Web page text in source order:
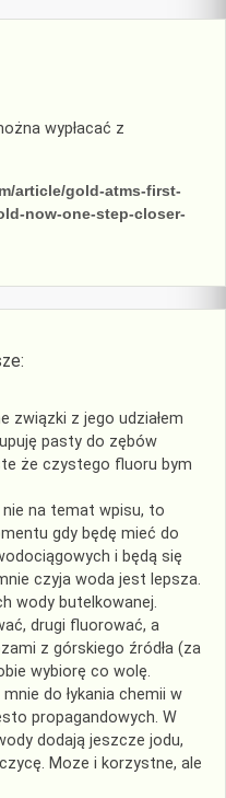
wypłacać z
article/gold-atms-first-
now-one-step-closer-
związki z jego udziałem
pasty do zębów
że czystego fluoru bym
na temat wpisu, to
gdy będę mieć do
i będą się
czyja woda jest lepsza.
wody butelkowanej.
drugi fluorować, a
z górskiego źródła (za
wybiorę co wolę.
do łykania chemii w
propagandowych. W
dodają jeszcze jodu,
Moze i korzystne, ale